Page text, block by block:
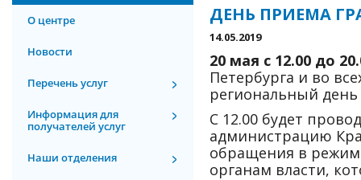
О центре
Новости
Перечень услуг
Информация для
получателей услуг
Наши отделения
ДЕНЬ ПРИЕМА
14.05.2019
20 мая с 12.00 до
Петербурга и во
региональный
С 12.00 будет
администрацию
обращения в
органам власти,